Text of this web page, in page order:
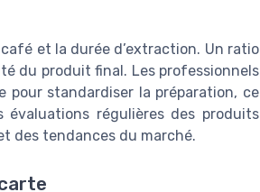
et la durée d’extraction. Un ratio
du produit final. Les professionnels
pour standardiser la préparation, ce
régulières des produits
des tendances du marché.